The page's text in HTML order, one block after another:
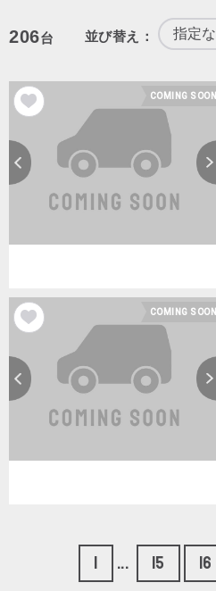
206台 並び替え：
COMING SOON
COMING SOON
1 ... 15 16